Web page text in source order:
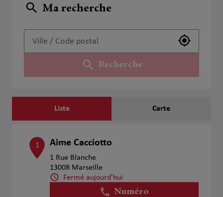
Ma recherche
Utiliser
Recherche
Liste Carte
1 Aime Cacciotto
1 Rue Blanche
13008 Marseille
Fermé aujourd'hui
Numéro